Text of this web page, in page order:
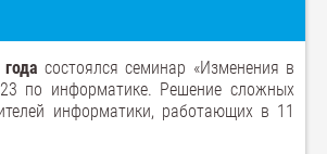
состоялся семинар «Изменения в
по информатике. Решение сложных
информатики, работающих в 11